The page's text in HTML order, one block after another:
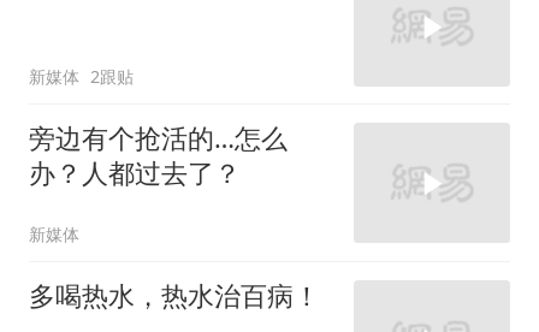
新媒体 2跟贴
旁边有个抢活的…怎么
办？人都过去了？
新媒体
多喝热水，热水治百病！